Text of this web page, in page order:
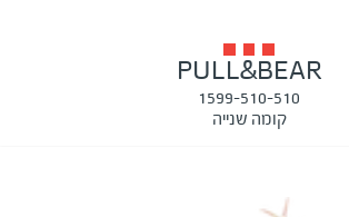
PULL&BEAR
1599-510-510
קומה שנייה